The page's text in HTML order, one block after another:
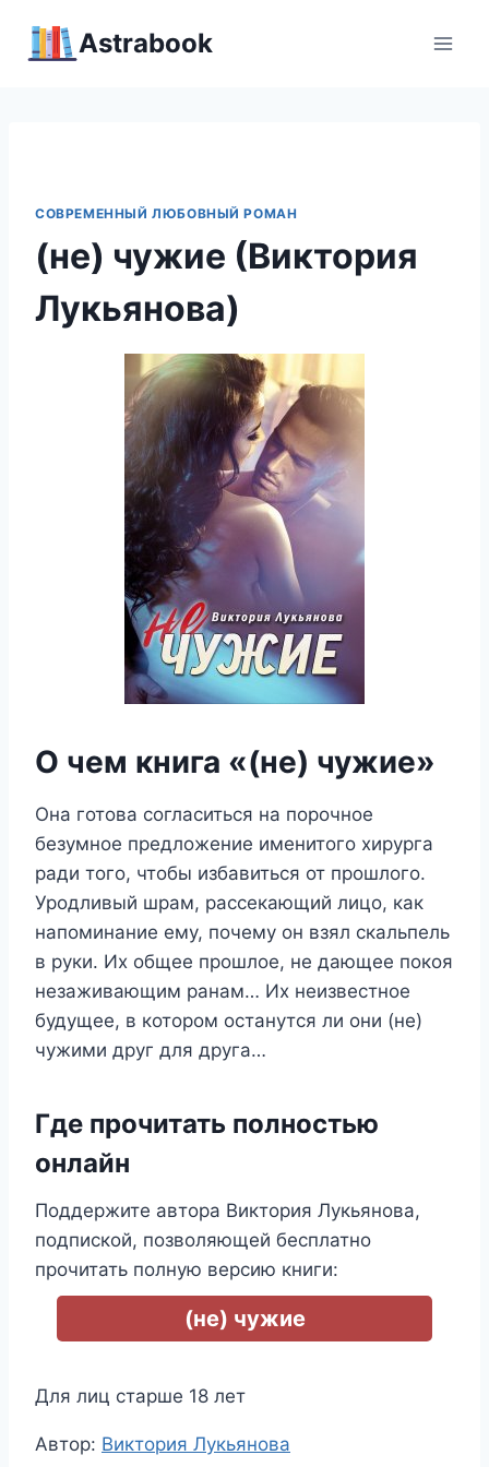
Аstrabook
СОВРЕМЕННЫЙ ЛЮБОВНЫЙ РОМАН
(не) чужие (Виктория
Лукьянова)
О чем книга «(не) чужие»
Она готова согласиться на порочное
безумное предложение именитого хирурга
ради того, чтобы избавиться от прошлого.
Уродливый шрам, рассекающий лицо, как
напоминание ему, почему он взял скальпель
в руки. Их общее прошлое, не дающее покоя
незаживающим ранам… Их неизвестное
будущее, в котором останутся ли они (не)
чужими друг для друга…
Где прочитать полностью
онлайн
Поддержите автора Виктория Лукьянова,
подпиской, позволяющей бесплатно
прочитать полную версию книги:
(не) чужие
Для лиц старше 18 лет
Метки
Автор: Виктория Лукьянова